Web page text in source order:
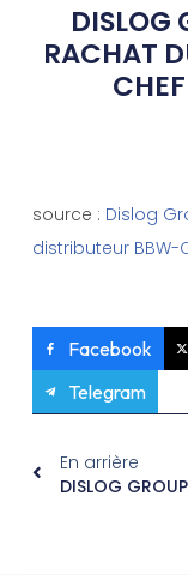
DISLOG
RACHAT
source : Dislog
distributeur BBW-
Facebook
Telegram
En arrière